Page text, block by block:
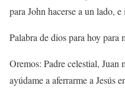
para John hacerse a un lado,
Palabra de dios para hoy para
Oremos: Padre celestial, Juan
ayúdame a aferrarme a Jesús